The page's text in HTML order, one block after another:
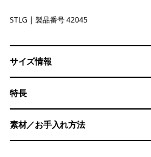
Steps: Lichen Green
STLG | 製品番号 42045
サイズ情報
特長
素材／お手入れ方法